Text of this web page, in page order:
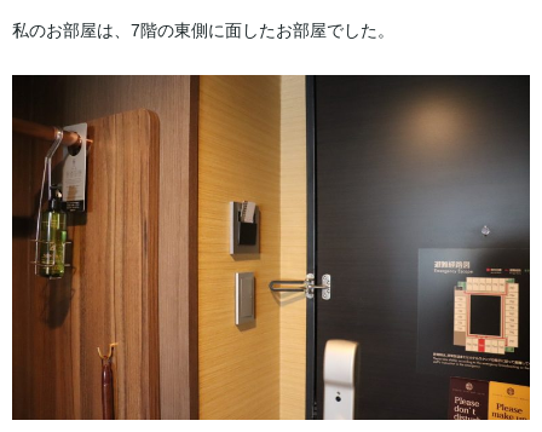
私のお部屋は、7階の東側に面したお部屋でした。